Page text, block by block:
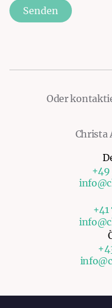
Senden
Oder
Christa
+49